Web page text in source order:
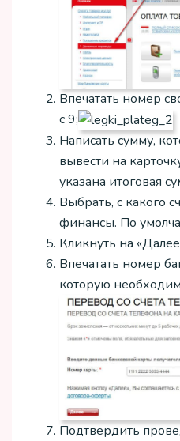
Впечатать номер
с 9;
Написать сумму,
вывести на
указана итоговая
Выбрать, с какого
финансы. По
Кликнуть на
Впечатать номер
которую
Подтвердить